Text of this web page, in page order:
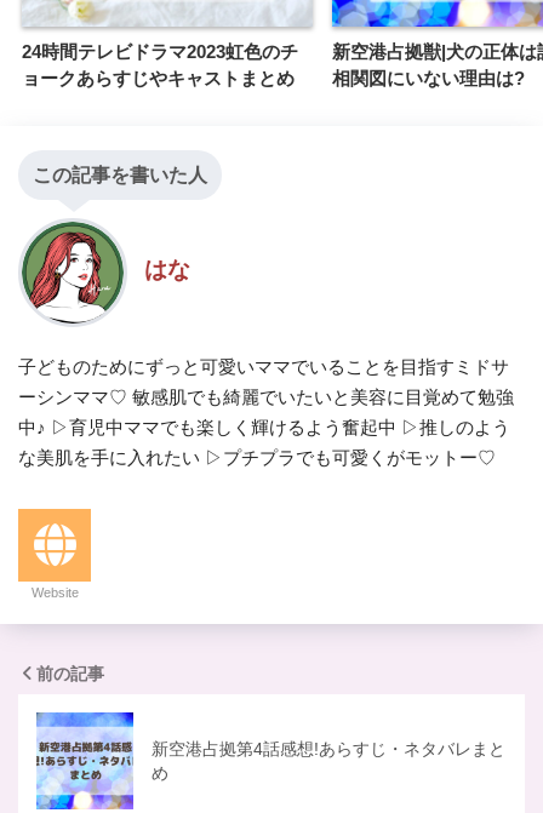
24時間テレビドラマ2023虹色のチ
ョークあらすじやキャストまとめ
新空港占拠獣|犬の正体は
相関図にいない理由は?
この記事を書いた人
はな
子どものためにずっと可愛いママでいることを目指すミドサ
ーシンママ♡ 敏感肌でも綺麗でいたいと美容に目覚めて勉強
中♪ ▷育児中ママでも楽しく輝けるよう奮起中 ▷推しのよう
な美肌を手に入れたい ▷プチプラでも可愛くがモットー♡
Website
前の記事
新空港占拠第4話感想!あらすじ・ネタバレまと
め